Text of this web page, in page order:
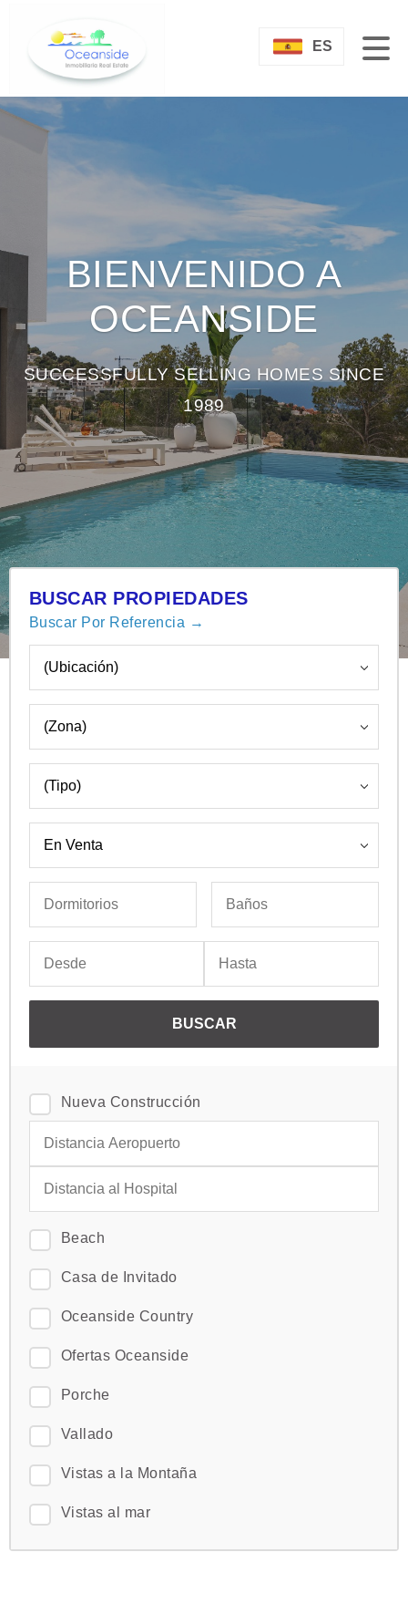
ES
BIENVENIDO A
OCEANSIDE
SUCCESSFULLY SELLING HOMES SINCE
1989
BUSCAR PROPIEDADES
Buscar Por Referencia →
Nueva Construcción
Beach
Casa de Invitado
Oceanside Country
Ofertas Oceanside
Porche
Vallado
Vistas a la Montaña
Vistas al mar